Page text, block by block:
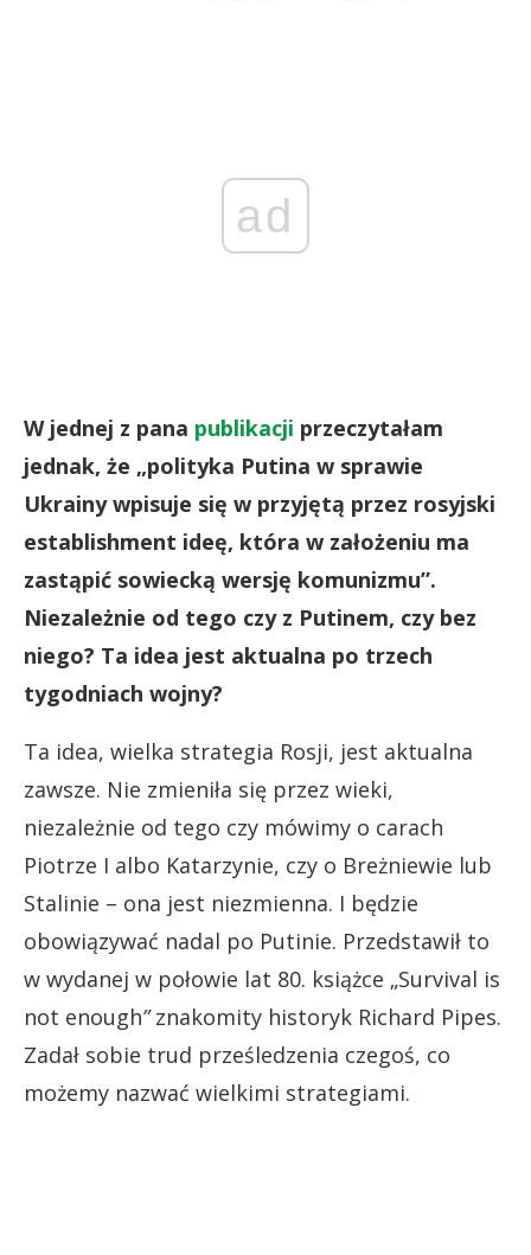
ad
W jednej z pana publikacji przeczytałam
jednak, że „polityka Putina w sprawie
Ukrainy wpisuje się w przyjętą przez rosyjski
establishment ideę, która w założeniu ma
zastąpić sowiecką wersję komunizmu”.
Niezależnie od tego czy z Putinem, czy bez
niego? Ta idea jest aktualna po trzech
tygodniach wojny?
Ta idea, wielka strategia Rosji, jest aktualna
zawsze. Nie zmieniła się przez wieki,
niezależnie od tego czy mówimy o carach
Piotrze I albo Katarzynie, czy o Breżniewie lub
Stalinie – ona jest niezmienna. I będzie
obowiązywać nadal po Putinie. Przedstawił to
w wydanej w połowie lat 80. książce „Survival is
not enough”znakomity historyk Richard Pipes.
Zadał sobie trud prześledzenia czegoś, co
możemy nazwać wielkimi strategiami.